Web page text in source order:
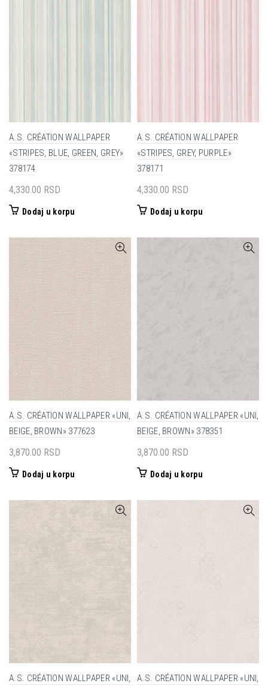
A.S. CRÉATION WALLPAPER
«STRIPES, BLUE, GREEN, GREY»
378174
4,330.00 RSD
Dodaj u korpu
A.S. CRÉATION WALLPAPER
«STRIPES, GREY, PURPLE»
378171
4,330.00 RSD
Dodaj u korpu
A.S. CRÉATION WALLPAPER «UNI,
BEIGE, BROWN» 377623
3,870.00 RSD
Dodaj u korpu
A.S. CRÉATION WALLPAPER «UNI,
BEIGE, BROWN» 378351
3,870.00 RSD
Dodaj u korpu
A.S. CRÉATION WALLPAPER «UNI,
A.S. CRÉATION WALLPAPER «UNI,